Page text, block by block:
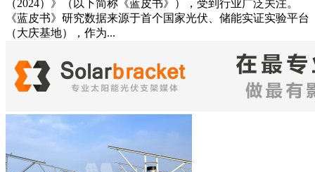
（2024）》（以下简称《蓝皮书》），受到行业广泛关注。
《蓝皮书》研究数据来源于首个国家光伏、储能实证实验平台
（大庆基地），作为...